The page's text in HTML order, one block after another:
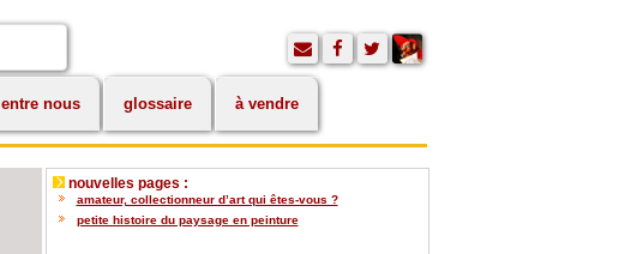
entre nous glossaire à vendre
nouvelles pages :
amateur, collectionneur d’art qui êtes-vous ?
petite histoire du paysage en peinture